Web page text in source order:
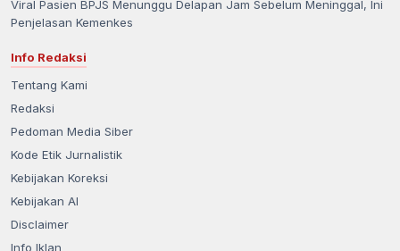
Viral Pasien BPJS Menunggu Delapan Jam Sebelum Meninggal, Ini
Penjelasan Kemenkes
Info Redaksi
Tentang Kami
Redaksi
Pedoman Media Siber
Kode Etik Jurnalistik
Kebijakan Koreksi
Kebijakan AI
Disclaimer
Info Iklan